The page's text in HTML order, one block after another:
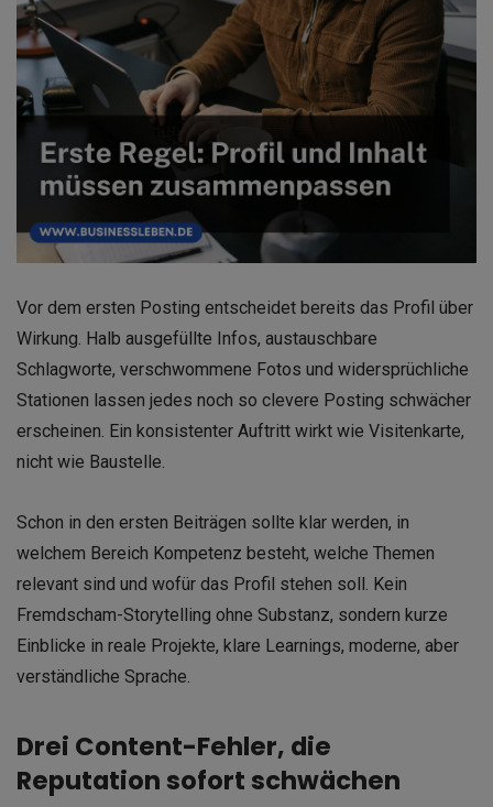
Vor dem ersten Posting entscheidet bereits das Profil über
Wirkung. Halb ausgefüllte Infos, austauschbare
Schlagworte, verschwommene Fotos und widersprüchliche
Stationen lassen jedes noch so clevere Posting schwächer
erscheinen. Ein konsistenter Auftritt wirkt wie Visitenkarte,
nicht wie Baustelle.
Schon in den ersten Beiträgen sollte klar werden, in
welchem Bereich Kompetenz besteht, welche Themen
relevant sind und wofür das Profil stehen soll. Kein
Fremdscham-Storytelling ohne Substanz, sondern kurze
Einblicke in reale Projekte, klare Learnings, moderne, aber
verständliche Sprache.
Drei Content-Fehler, die
Reputation sofort schwächen